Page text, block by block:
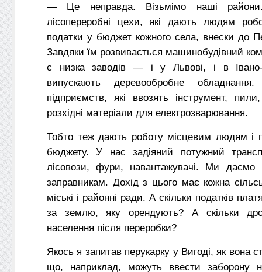
— Це неправда. Візьмімо наші
лісопереробні цехи, які дають людям
податки у бюджет кожного села, внески до
Завдяки їм розвивається машинобудівний
є низка заводів — і у Львові, і в Івано-
випускають деревообробне
підприємств, які ввозять інструмент,
розхідні матеріали для електрозварювання.
Тобто теж дають роботу місцевим людям і
бюджету. У нас задіяний потужний
лісовози, фури, навантажувачі. Ми даємо
заправникам. Дохід з цього має кожна
міські і районні ради. А скільки податків
за землю, яку орендують? А скільки
населення після переробки?
Якось я запитав перукарку у Вигоді, як вона
що, наприклад, можуть ввести заборону